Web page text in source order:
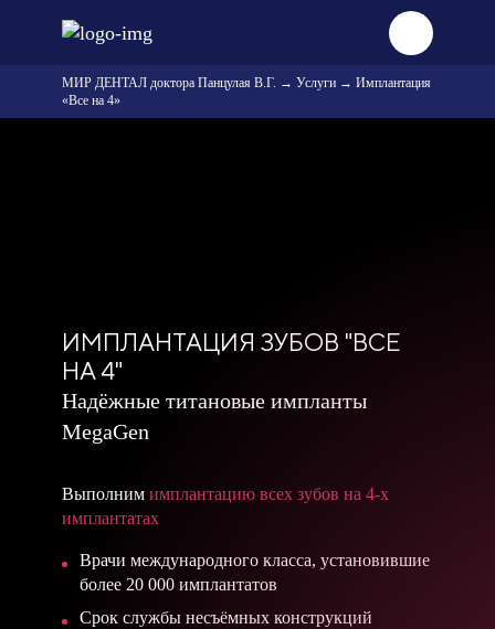
МИР ДЕНТАЛ доктора Панцулая В.Г. → Услуги → Имплантация
«Все на 4»
ИМПЛАНТАЦИЯ ЗУБОВ "ВСЕ
НА 4"
Надёжные титановые импланты
MegaGen
Выполним имплантацию всех зубов на 4-х
имплантатах
Врачи международного класса, установившие
более 20 000 имплантатов
Срок службы несъёмных конструкций